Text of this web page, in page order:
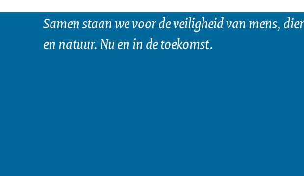
Samen staan we voor de veiligheid van mens, dier
en natuur. Nu en in de toekomst.